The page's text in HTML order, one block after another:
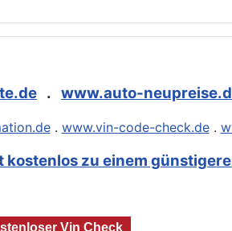
. www.auto-
. www.vin-code-check.de.
zu einem
Vin Check